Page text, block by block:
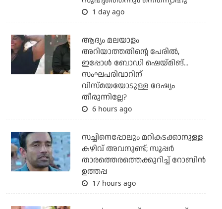
1 day ago
ആദ്യം മലയാളം
അറിയാത്തതിന്റെ പേരില്‍,
ഇപ്പോള്‍ ബോഡി ഷെയ്മിങ്...
സംഘപരിവാറിന്
വിസ്മയയോടുള്ള ദേഷ്യം
തീരുന്നില്ലേ?
6 hours ago
സച്ചിനെപ്പോലും മറികടക്കാനുള്ള
കഴിവ് അവനുണ്ട്; സൂപ്പര്‍
താരത്തെരത്തെക്കുറിച്ച് റോബിന്‍
ഉത്തപ്പ
17 hours ago